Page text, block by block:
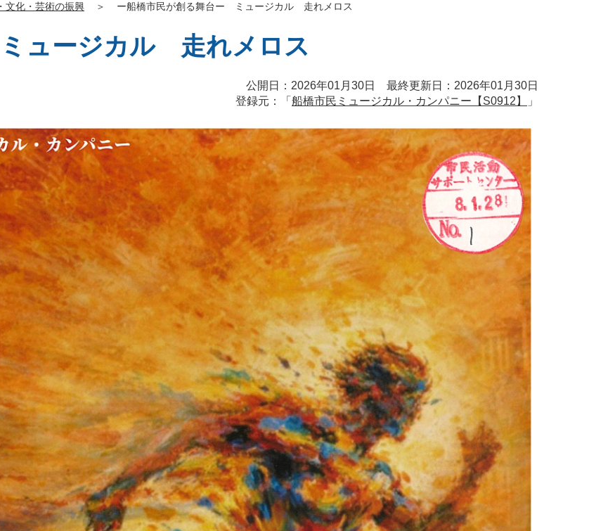
文化・芸術の振興 ＞ ー船橋市民が創る舞台ー ミュージカル 走れメロス
ュージカル 走れメロス
公開日：2026年01月30日 最終更新日：2026年01月30日
登録元：「 船橋市民ミュージカル・カンパニー【S0912】 」